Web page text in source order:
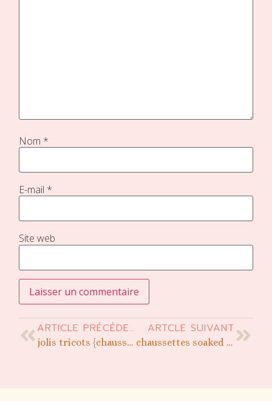
Nom *
E-mail *
Site web
ARTICLE PRÉCÉDENT
jolis tricots {chaussettes unies}
ARTCLE SUIVANT
chaussettes soaked to the skin, patron gratuit